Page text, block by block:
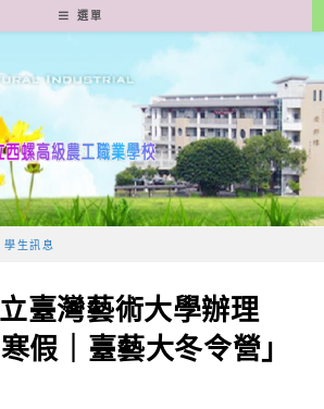
選單
學生訊息
立臺灣藝術大學辦理
假｜臺藝大冬令營」